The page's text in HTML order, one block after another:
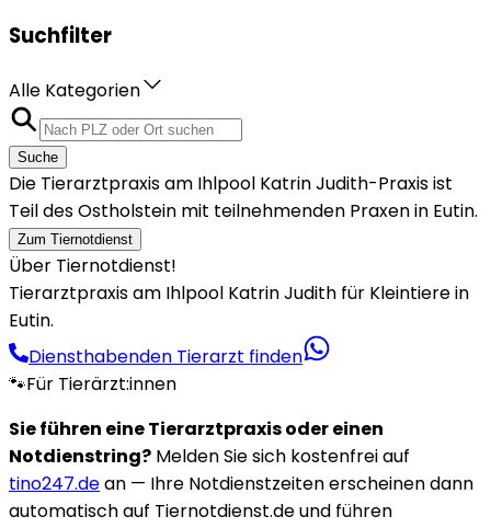
Suchfilter
Alle Kategorien
Suche
Die Tierarztpraxis am Ihlpool Katrin Judith-Praxis ist
Teil des Ostholstein mit teilnehmenden Praxen in Eutin.
Zum Tiernotdienst
Über Tiernotdienst!
Tierarztpraxis am Ihlpool Katrin Judith für Kleintiere in
Eutin.
Diensthabenden Tierarzt finden
🐾Für Tierärzt:innen
Sie führen eine Tierarztpraxis oder einen
Notdienstring? Melden Sie sich kostenfrei auf
tino247.dean — Ihre Notdienstzeiten erscheinen dann
automatisch auf Tiernotdienst.de und führen